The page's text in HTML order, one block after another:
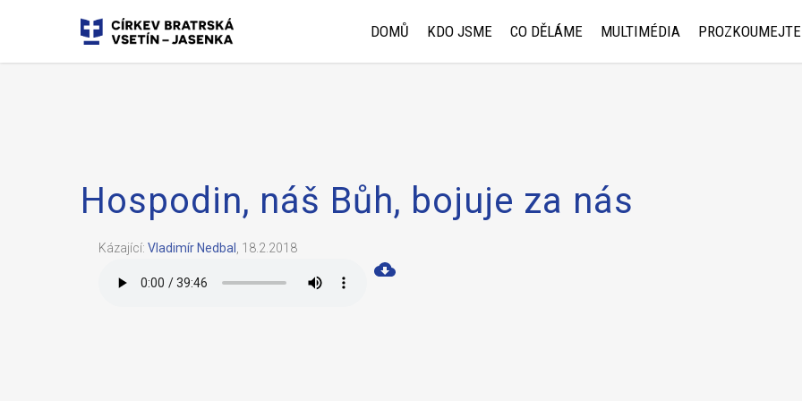
DOMŮ KDO JSME CO DĚLÁME MULTIMÉDIA PROZKOUMEJTE
Hospodin, náš Bůh, bojuje za nás
Kázající: Vladimír Nedbal 18.2.2018